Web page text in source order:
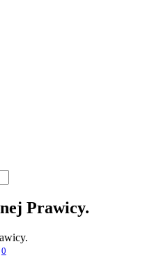
Prawicy.
0